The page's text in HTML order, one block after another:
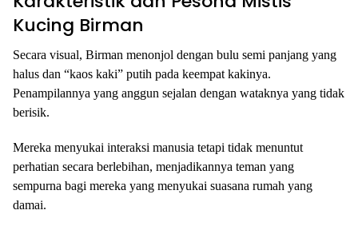
Kucing Birman
Secara visual, Birman menonjol dengan bulu semi panjang yang
halus dan “kaos kaki” putih pada keempat kakinya.
Penampilannya yang anggun sejalan dengan wataknya yang tidak
berisik.
Mereka menyukai interaksi manusia tetapi tidak menuntut
perhatian secara berlebihan, menjadikannya teman yang
sempurna bagi mereka yang menyukai suasana rumah yang
damai.